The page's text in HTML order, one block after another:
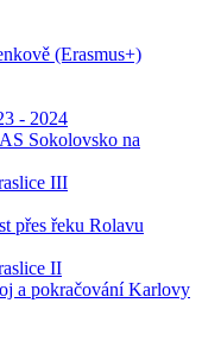
(Erasmus+)
- 2024
Sokolovsko na
III
přes řeku Rolavu
II
a pokračování Karlovy